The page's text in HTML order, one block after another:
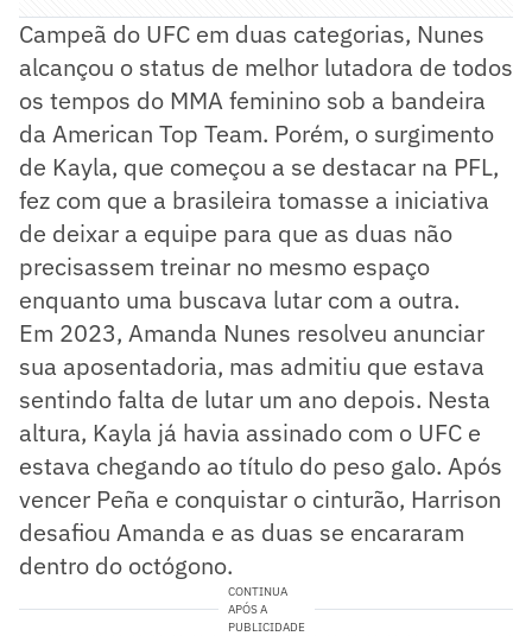
Campeã do UFC em duas categorias, Nunes
alcançou o status de melhor lutadora de todos
os tempos do MMA feminino sob a bandeira
da American Top Team. Porém, o surgimento
de Kayla, que começou a se destacar na PFL,
fez com que a brasileira tomasse a iniciativa
de deixar a equipe para que as duas não
precisassem treinar no mesmo espaço
enquanto uma buscava lutar com a outra.
Em 2023, Amanda Nunes resolveu anunciar
sua aposentadoria, mas admitiu que estava
sentindo falta de lutar um ano depois. Nesta
altura, Kayla já havia assinado com o UFC e
estava chegando ao título do peso galo. Após
vencer Peña e conquistar o cinturão, Harrison
desafiou Amanda e as duas se encararam
dentro do octógono.
CONTINUA
APÓS A
PUBLICIDADE